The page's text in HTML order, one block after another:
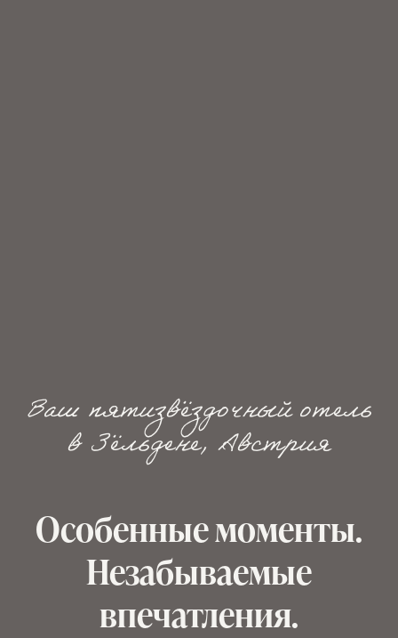
Ваш пятизвёздочный отель
в Зёльдене, Австрия
Особенные моменты.
Незабываемые
впечатления.